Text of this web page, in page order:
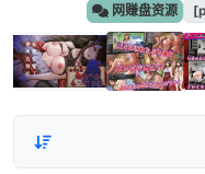
网赚盘资源